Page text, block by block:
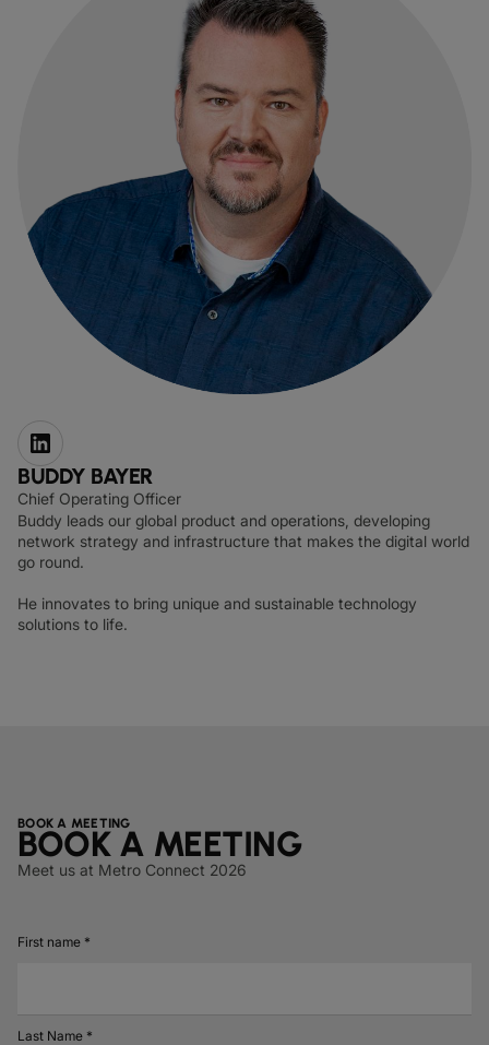
BUDDY BAYER
Chief Operating Officer
Buddy leads our global product and operations, developing
network strategy and infrastructure that makes the digital world
go round.
He innovates to bring unique and sustainable technology
solutions to life.
BOOK A MEETING
BOOK A MEETING
Meet us at Metro Connect 2026
First name *
Last Name *